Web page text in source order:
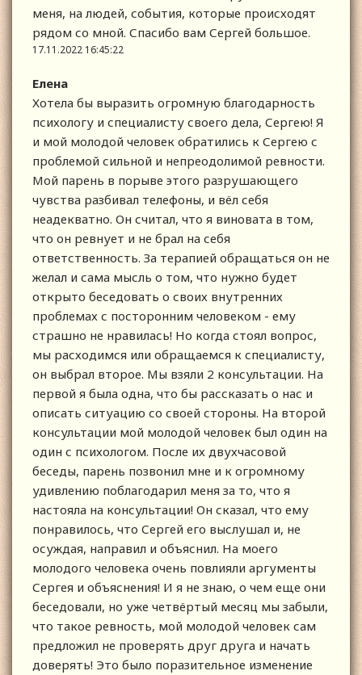
меня, на людей, события, которые происходят
рядом со мной. Спасибо вам Сергей большое.
17.11.2022 16:45:22
Елена
Хотела бы выразить огромную благодарность
психологу и специалисту своего дела, Сергею! Я
и мой молодой человек обратились к Сергею с
проблемой сильной и непреодолимой ревности.
Мой парень в порыве этого разрушающего
чувства разбивал телефоны, и вёл себя
неадекватно. Он считал, что я виновата в том,
что он ревнует и не брал на себя
ответственность. За терапией обращаться он не
желал и сама мысль о том, что нужно будет
открыто беседовать о своих внутренних
проблемах с посторонним человеком - ему
страшно не нравилась! Но когда стоял вопрос,
мы расходимся или обращаемся к специалисту,
он выбрал второе. Мы взяли 2 консультации. На
первой я была одна, что бы рассказать о нас и
описать ситуацию со своей стороны. На второй
консультации мой молодой человек был один на
один с психологом. После их двухчасовой
беседы, парень позвонил мне и к огромному
удивлению поблагодарил меня за то, что я
настояла на консультации! Он сказал, что ему
понравилось, что Сергей его выслушал и, не
осуждая, направил и объяснил. На моего
молодого человека очень повлияли аргументы
Сергея и объяснения! И я не знаю, о чем еще они
беседовали, но уже четвёртый месяц мы забыли,
что такое ревность, мой молодой человек сам
предложил не проверять друг друга и начать
доверять! Это было поразительное изменение